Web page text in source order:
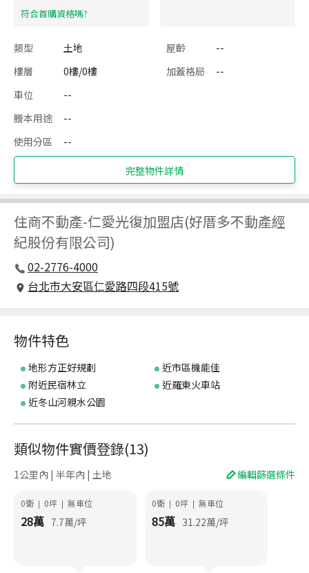
​符合首購資格嗎?
類型 土地 屋齡
--
樓層
0樓/0樓 加蓋格局
--
車位
--
謄本用途
--
使用分區
--
完整物件詳情
住商不動產-仁愛光復加盟店(好厝多不動產經
紀股份有限公司)
02-2776-4000
台北市大安區仁愛路四段415號
物件特色
地形方正好規劃
近市區機能佳
附近民宿林立
近羅東火車站
近冬山河親水公園
類似物件實價登錄(13)
1公里內 | 半年內 | 土地 編輯篩選條件
0衛 | 0坪 | 無車位
28萬 7.7萬/坪
0衛 | 0坪 | 無車位
85萬 31.22萬/坪